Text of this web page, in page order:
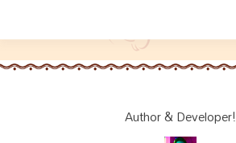
Author & Developer!